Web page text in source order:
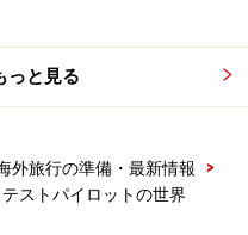
っと見る
外旅行の準備・最新情報
>
テストパイロットの世界